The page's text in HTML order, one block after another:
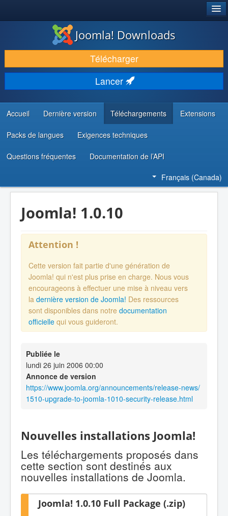
TÉLÉCHARGER & ENRICHIR
DÉCOUVRIR & APPRENDRE
COMMUNAUTÉ & SUPPORT
RESSOURCES DÉVELOPPEURS
Joomla! Downloads
Télécharger
Lancer
Accueil Dernière version Téléchargements Extensions
Packs de langues Exigences techniques
Questions fréquentes Documentation de l’API
Français (Canada)
Joomla! 1.0.10
Attention !
Cette version fait partie d'une génération de
Joomla! qui n'est plus prise en charge. Nous vous
encourageons à effectuer une mise à niveau vers
la dernière version de Joomla! Des ressources
sont disponibles dans notre documentation
officielle qui vous guideront.
Publiée le
lundi 26 juin 2006 00:00
Annonce de version
https://www.joomla.org/announcements/release-news/
1510-upgrade-to-joomla-1010-security-release.html
Nouvelles installations Joomla!
Les téléchargements proposés dans
cette section sont destinés aux
nouvelles installations de Joomla.
Joomla! 1.0.10 Full Package (.zip)